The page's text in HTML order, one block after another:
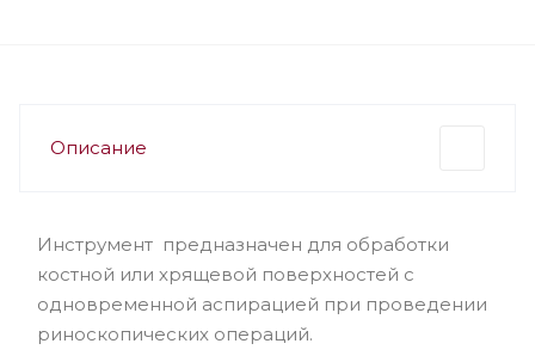
Описание
Инструмент предназначен для обработки
костной или хрящевой поверхностей с
одновременной аспирацией при проведении
риноскопических операций.